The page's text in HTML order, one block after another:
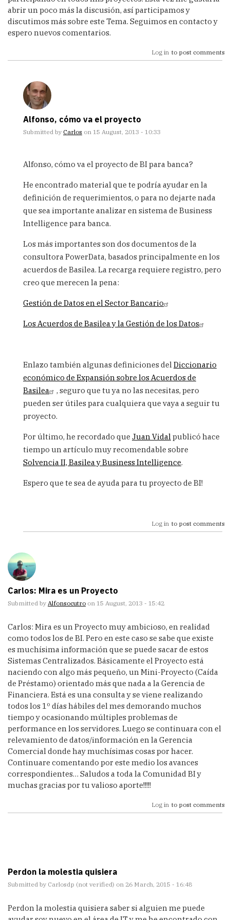
abrir un poco más la discusión, así participamos y
discutimos más sobre este Tema. Seguimos en contacto y
espero nuevos comentarios.
Log in to post comments
Alfonso, cómo va el proyecto
Submitted by Carlos on 15 August, 2013 - 10:33
reply
Muchas
by
Alfonsocutro
Alfonso, cómo va el proyecto de BI para banca?
He encontrado material que te podría ayudar en la
definición de requerimientos, o para no dejarte nada
que sea importante analizar en sistema de Business
Intelligence para banca.
Los más importantes son dos documentos de la
consultora PowerData, basados principalmente en los
acuerdos de Basilea. La recarga requiere registro, pero
creo que merecen la pena:
Gestión de Datos en el Sector Bancario
Los Acuerdos de Basilea y la Gestión de los Datos
Enlazo también algunas definiciones delDiccionario
económico de Expansión sobre los Acuerdos de
Basilea
, seguro que tu ya no las necesitas, pero
pueden ser útiles para cualquiera que vaya a seguir tu
proyecto.
Por último, he recordado que Juan Vidalpublicó hace
tiempo un artículo muy recomendable sobre
Solvencia II, Basilea y Business Intelligence.
Espero que te sea de ayuda para tu proyecto de BI!
Log in to post comments
Carlos: Mira es un Proyecto
Submitted by Alfonsocutro on 15 August, 2013 - 15:42
Carlos: Mira es un Proyecto muy ambicioso, en realidad
como todos los de BI. Pero en este caso se sabe que existe
es muchísima información que se puede sacar de estos
Sistemas Centralizados. Básicamente el Proyecto está
naciendo con algo más pequeño, un Mini-Proyecto (Caída
de Préstamo) orientado más que nada a la Gerencia de
Financiera. Está es una consulta y se viene realizando
todos los 1º días hábiles del mes demorando muchos
tiempo y ocasionando múltiples problemas de
performance en los servidores. Luego se continuara con el
relevamiento de datos/información en la Gerencia
Comercial donde hay muchísimas cosas por hacer.
Continuare comentando por este medio los avances
correspondientes… Saludos a toda la Comunidad BI y
muchas gracias por tu valioso aporte!!!!!
Log in to post comments
Perdon la molestia quisiera
Submitted by Carlosdp (not verified) on 26 March, 2015 - 16:48
Perdon la molestia quisiera saber si alguien me puede